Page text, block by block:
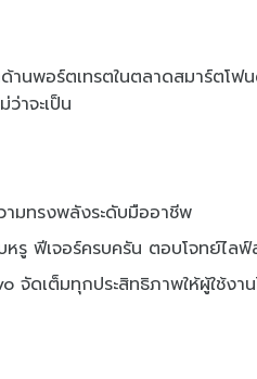
นพอร์ตเทรตในตลาดสมาร์ตโ
าจะเป็น
มทรงพลังระดับมืออาชีพ
รู ฟีเจอร์ครบครัน ตอบโจทย์ไล
จัดเต็มทุกประสิทธิภาพให้ผู้ใช้ง